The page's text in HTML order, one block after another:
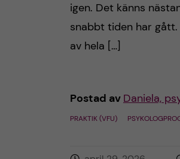
igen. Det känns
snabbt tiden har
av hela […]
Postad av Daniela,
PRAKTIK (VFU)